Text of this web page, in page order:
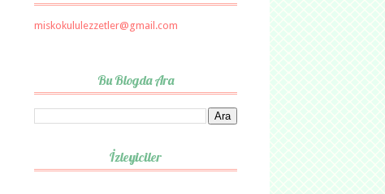
miskokululezzetler@gmail.com
Bu Blogda Ara
İzleyiciler